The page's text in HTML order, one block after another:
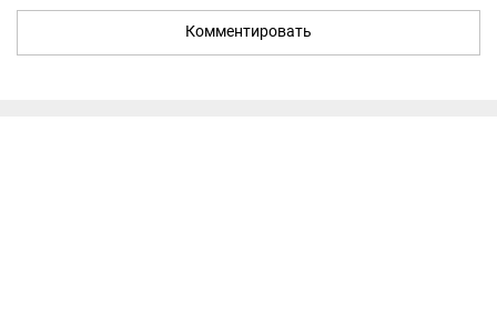
Комментировать